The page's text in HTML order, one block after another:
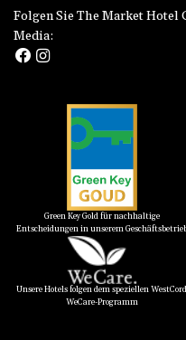
Folgen Sie The Market Hotel
Media:
Green Key Gold für nachhaltige
Entscheidungen in unserem
Unsere Hotels folgen dem speziellen WestCord
WeCare-Programm